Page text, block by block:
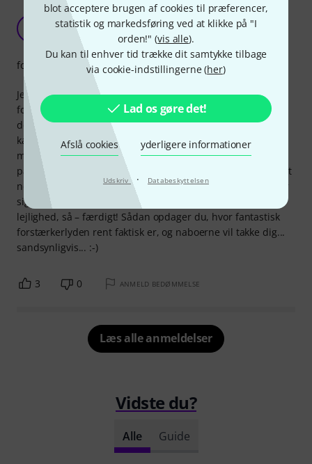
blot acceptere brugen af cookies til præferencer,
statistik og markedsføring ved at klikke på "I
orden!" (vis alle).
Du kan til enhver tid trække dit samtykke tilbage
via cookie-indstillingerne (her)
Lad os gøre det!
Afslå cookies yderligere informationer
Udskriv · Databeskyttelsen
Bassen er succesfuldt afkoblet fra gulvet
SickTracy777 09.04.2022
Jeg har lavet lidt om på disse to boards, da HB
forstærkerisoleringsboardene er alt for brede på grund af
den begrænsede plads. Nu sidder et 1x12" Friedman-
kabinet perfekt ovenpå dem, og oveni det et Friedman JJ Jr.
med en dæmper. Så når jeg står lige foran det, med sokker
på laminatgulvet, og slår strengene an, selv når de er stemt
ned, kommer punch og bass kun fra kabinettet og bevæger
sig ikke længere gennem gulvet. Perfekt til en almindelig
lejlighed, så – færdigt! Sådan opdager du, hvor fantastisk
forstærkerlyden rent faktisk er, og naboerne vil takke dig...
sandsynligvis... :-)
forarbejdning
3 0 ANMELD BEDØMMELSE
Læs alle anmeldelser
Vidste du?
Alle Guide